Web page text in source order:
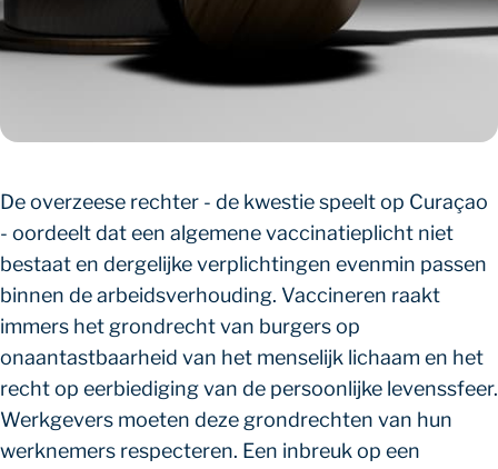
De overzeese rechter - de kwestie speelt op Curaçao
- oordeelt dat een algemene vaccinatieplicht niet
bestaat en dergelijke verplichtingen evenmin passen
binnen de arbeidsverhouding. Vaccineren raakt
immers het grondrecht van burgers op
onaantastbaarheid van het menselijk lichaam en het
recht op eerbiediging van de persoonlijke levenssfeer.
Werkgevers moeten deze grondrechten van hun
werknemers respecteren. Een inbreuk op een